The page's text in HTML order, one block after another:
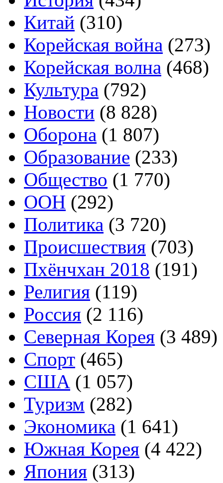
Китай (310)
Корейская война (273)
Корейская волна (468)
Культура (792)
Новости (8 828)
Оборона (1 807)
Образование (233)
Общество (1 770)
ООН (292)
Политика (3 720)
Происшествия (703)
Пхёнчхан 2018 (191)
Религия (119)
Россия (2 116)
Северная Корея (3 489)
Спорт (465)
США (1 057)
Туризм (282)
Экономика (1 641)
Южная Корея (4 422)
Япония (313)